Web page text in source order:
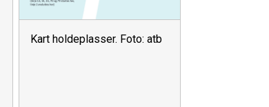
Kart holdeplasser. Foto: atb